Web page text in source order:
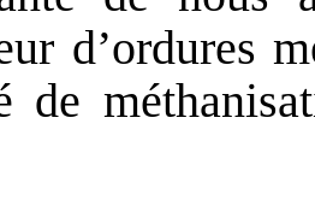
d’ordures
de